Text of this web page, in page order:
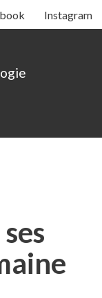
Instagram